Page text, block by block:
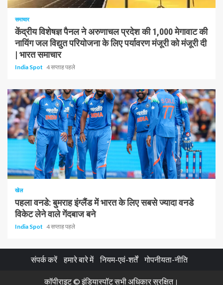
समाचार
केंद्रीय विशेषज्ञ पैनल ने अरुणाचल प्रदेश की 1,000 मेगावाट की
नायिंग जल विद्युत परियोजना के लिए पर्यावरण मंजूरी को मंजूरी दी
| भारत समाचार
India Spot 4 सप्ताह पहले
1 न्यूनतम पढ़ा
खेल
पहला वनडे: बुमराह इंग्लैंड में भारत के लिए सबसे ज्यादा वनडे
विकेट लेने वाले गेंदबाज बने
India Spot 4 सप्ताह पहले
संपर्क करें हमारे बारे में नियम-एवं-शर्तें गोपनीयता-नीति
कॉपीराइट © इंडियास्पॉट सभी अधिकार सुरक्षित।